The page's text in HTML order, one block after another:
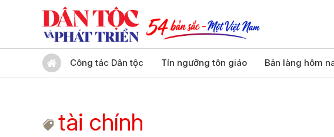
Công tác Dân tộc Tín ngưỡng tôn giáo Bản làng hôm
tài chính